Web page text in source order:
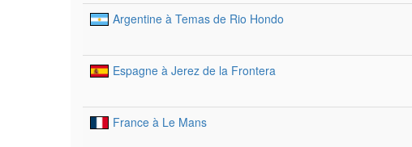
Argentine à Temas de Rio Hondo
Espagne à Jerez de la Frontera
France à Le Mans